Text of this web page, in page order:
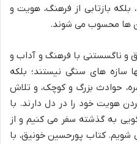
بازتابی از فرهنگ، هویت و
ها محسوب می شوند.
و ناگسستنی با فرهنگ و آداب و
سازه های سنگی نیستند؛ بلکه
حوادث بزرگ و کوچک، و تلاش
هویت خود را در دل دارند. با
به گذشته سفر می کنیم و از
کتاب پورحسین خونیق، با